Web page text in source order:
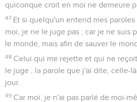
quiconque croit en moi ne demeure
47 Et si quelqu'un entend mes paroles
moi, je ne le juge pas ; car je ne suis
le monde, mais afin de sauver le
48 Celui qui me rejette et qui ne
le juge ; la parole que j'ai dite, celle-
jour.
49 Car moi, je n'ai pas parlé de moi-